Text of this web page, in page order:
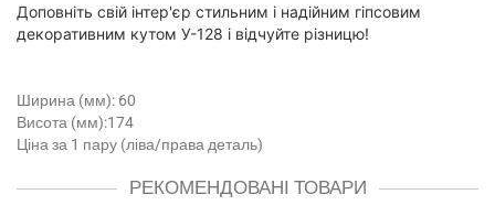
Доповніть свій інтер'єр стильним і надійним гіпсовим
декоративним кутом У-128 і відчуйте різницю!
Ширина (мм): 60
Висота (мм):174
Ціна за 1 пару (ліва/права деталь)
РЕКОМЕНДОВАНІ ТОВАРИ